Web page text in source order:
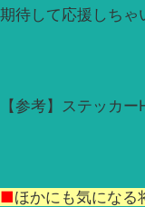
期待して応援しちゃ
【参考】ステッカ
■ほかにも気になる